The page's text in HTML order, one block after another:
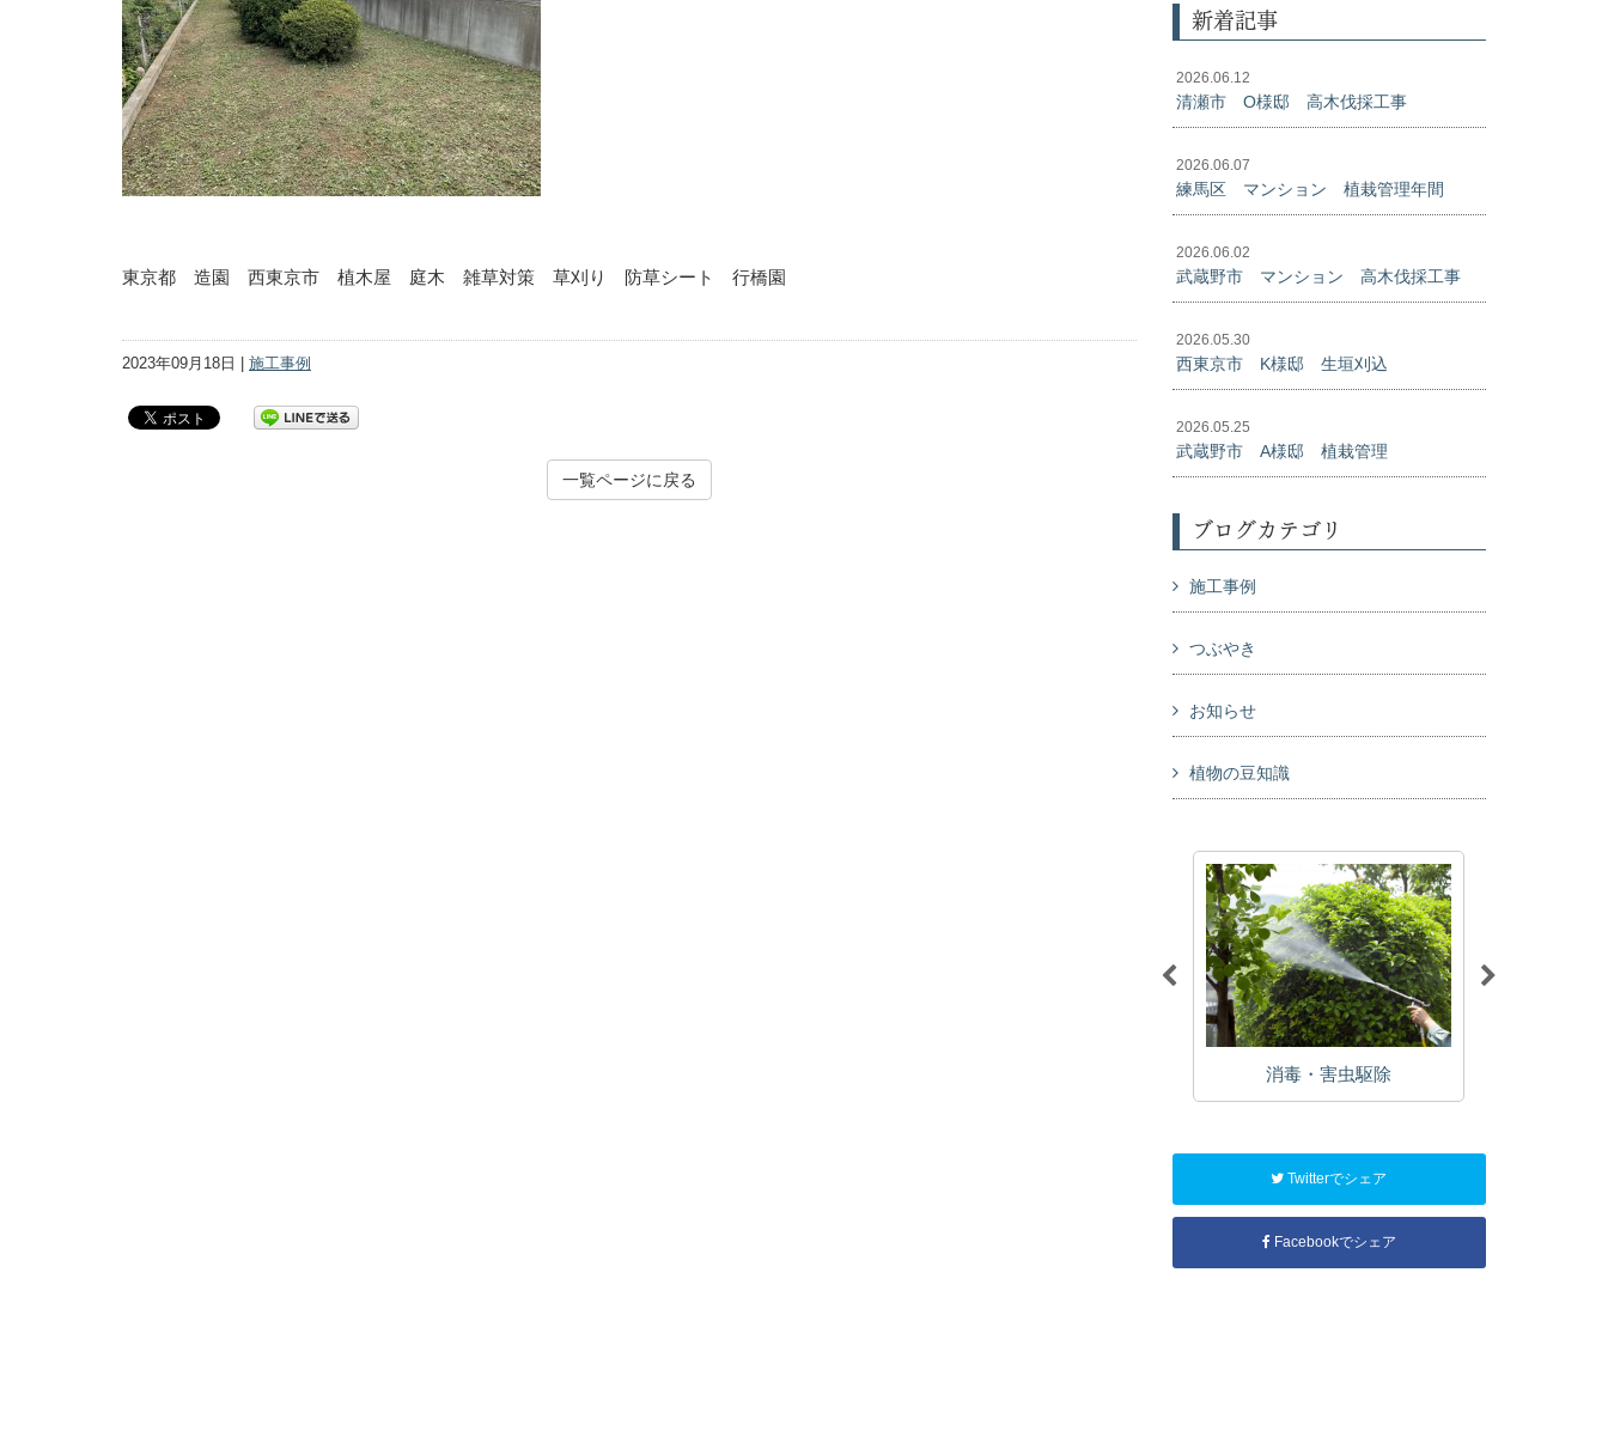
東京都 造園 西東京市 植木屋 庭木 雑草対策 草刈り 防草シート 行橋園
2023年09月18日 | 施工事例
一覧ページに戻る
新着記事
2026.06.12
清瀬市 O様邸 高木伐採工事
2026.06.07
練馬区 マンション 植栽管理年間
2026.06.02
武蔵野市 マンション 高木伐採工事
2026.05.30
西東京市 K様邸 生垣刈込
2026.05.25
武蔵野市 A様邸 植栽管理
ブログカテゴリ
施工事例
つぶやき
お知らせ
植物の豆知識
消毒・害虫駆除
Twitterでシェア
Facebookでシェア